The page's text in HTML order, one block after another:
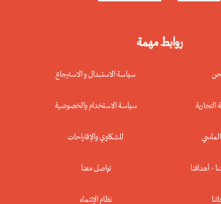
روابط مهمة
التجارية
سياسة الاستبدال و الاسترجاع
سياسة الاستخدام والخصوصية
للشكاوي والإقتراحات
تواصل معنا
نظام الإنتماء